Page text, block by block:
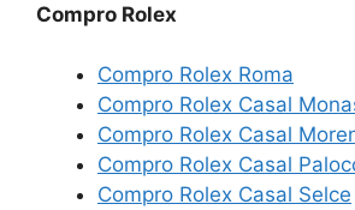
Compro Rolex
Compro Rolex Roma
Compro Rolex Casal
Compro Rolex Casal
Compro Rolex Casal
Compro Rolex Casal Selce